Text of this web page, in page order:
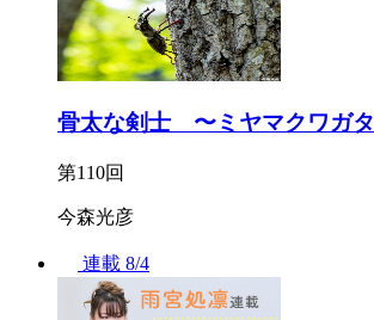
骨太な剣士 〜ミヤマクワガタ
第110回
今森光彦
連載 8/4